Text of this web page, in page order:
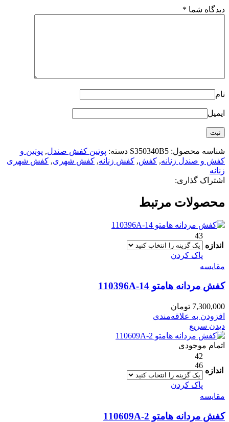
دیدگاه شما *
نام
ایمیل
شناسه محصول: S350340B5 دسته: پوتین کفش صندل, پوتین و
کفش و صندل زنانه, کفش, کفش زنانه, کفش شهری, کفش شهری
زنانه
اشتراک گذاری:
محصولات مرتبط
اندازه
43
پاک کردن
مقایسه
کفش مردانه هامتو 110396A-14
7,300,000 تومان
افزودن به علاقه‌مندی
دیدن سریع
اتمام موجودی
اندازه
42
46
پاک کردن
مقایسه
کفش مردانه هامتو 110609A-2